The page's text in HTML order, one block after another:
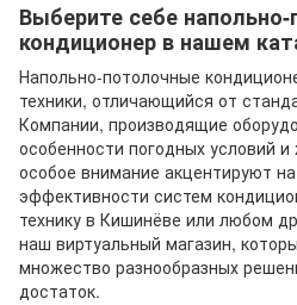
Выберите себе
кондиционер в нашем
Напольно-потолочные
техники, отличающийся от
Компании, производящие
особенности погодных условий
особое внимание акцентируют
эффективности систем
технику в Кишинёве или любом
наш виртуальный магазин,
множество разнообразных
достаток.